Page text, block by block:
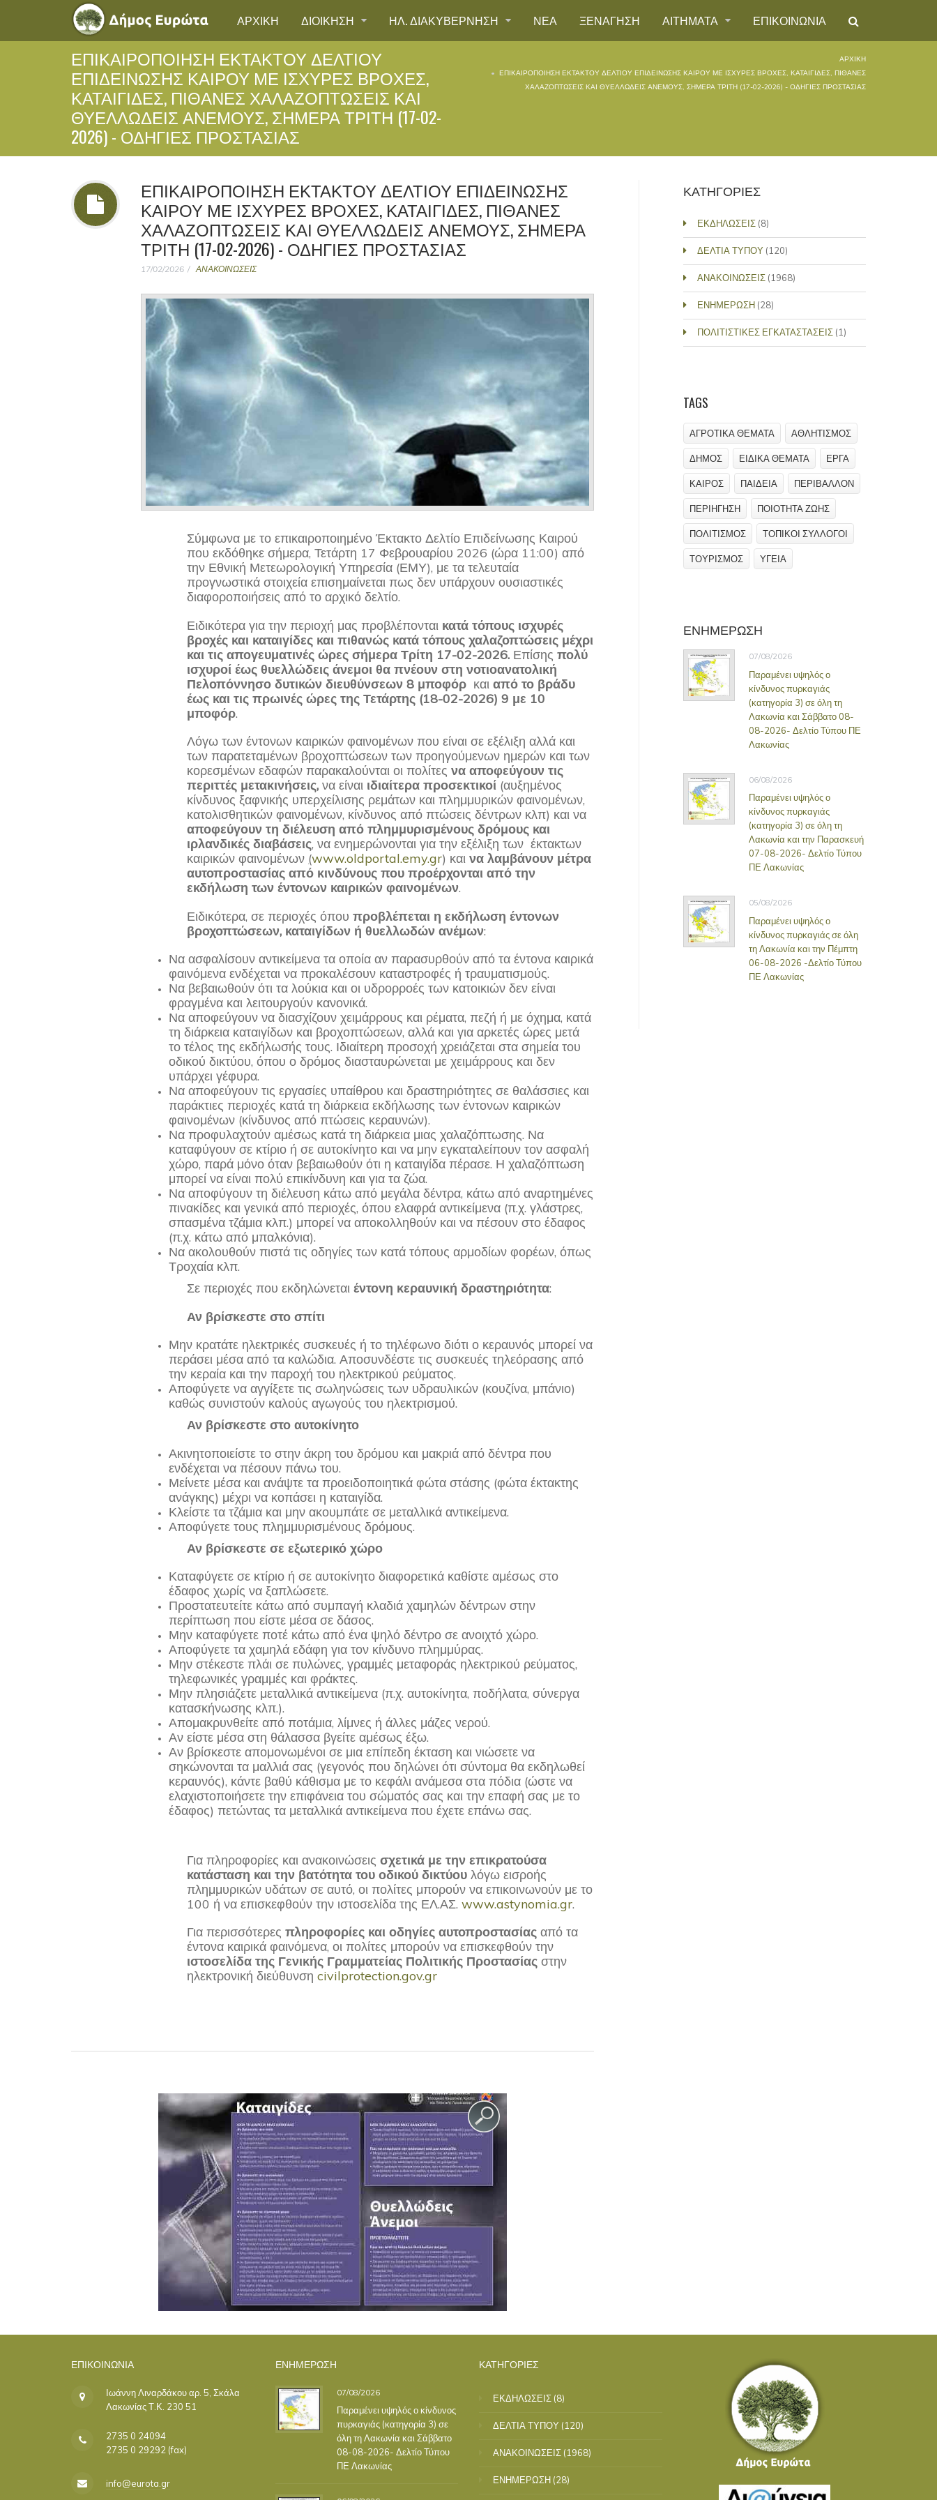
ΑΡΧΙΚΗ ΔΙΟΙΚΗΣΗ ΗΛ. ΔΙΑΚΥΒΕΡΝΗΣΗ ΝΕΑ ΞΕΝΑΓΗΣΗ ΑΙΤΗΜΑΤΑ ΕΠΙΚΟΙΝΩΝΙΑ
ΕΠΙΚΑΙΡΟΠΟΙΗΣΗ ΕΚΤΑΚΤΟΥ ΔΕΛΤΙΟΥ
ΕΠΙΔΕΙΝΩΣΗΣ ΚΑΙΡΟΥ ΜΕ ΙΣΧΥΡΕΣ ΒΡΟΧΕΣ,
ΚΑΤΑΙΓΙΔΕΣ, ΠΙΘΑΝΕΣ ΧΑΛΑΖΟΠΤΩΣΕΙΣ ΚΑΙ
ΘΥΕΛΛΩΔΕΙΣ ΑΝΕΜΟΥΣ, ΣΗΜΕΡΑ ΤΡΙΤΗ (17-02-
2026) - ΟΔΗΓΙΕΣ ΠΡΟΣΤΑΣΙΑΣ
ΑΡΧΙΚΉ
ΕΠΙΚΑΙΡΟΠΟΙΗΣΗ ΕΚΤΑΚΤΟΥ ΔΕΛΤΙΟΥ ΕΠΙΔΕΙΝΩΣΗΣ ΚΑΙΡΟΥ ΜΕ ΙΣΧΥΡΕΣ ΒΡΟΧΕΣ, ΚΑΤΑΙΓΙΔΕΣ, ΠΙΘΑΝΕΣ
ΧΑΛΑΖΟΠΤΩΣΕΙΣ ΚΑΙ ΘΥΕΛΛΩΔΕΙΣ ΑΝΕΜΟΥΣ, ΣΗΜΕΡΑ ΤΡΙΤΗ (17-02-2026) - ΟΔΗΓΙΕΣ ΠΡΟΣΤΑΣΙΑΣ
ΕΠΙΚΑΙΡΟΠΟΙΗΣΗ ΕΚΤΑΚΤΟΥ ΔΕΛΤΙΟΥ ΕΠΙΔΕΙΝΩΣΗΣ
ΚΑΙΡΟΥ ΜΕ ΙΣΧΥΡΕΣ ΒΡΟΧΕΣ, ΚΑΤΑΙΓΙΔΕΣ, ΠΙΘΑΝΕΣ
ΧΑΛΑΖΟΠΤΩΣΕΙΣ ΚΑΙ ΘΥΕΛΛΩΔΕΙΣ ΑΝΕΜΟΥΣ, ΣΗΜΕΡΑ
ΤΡΙΤΗ (17-02-2026) - ΟΔΗΓΙΕΣ ΠΡΟΣΤΑΣΙΑΣ
17/02/2026 ΑΝΑΚΟΙΝΩΣΕΙΣ
Σύμφωνα με το επικαιροποιημένο Έκτακτο Δελτίο Επιδείνωσης Καιρού
που εκδόθηκε σήμερα, Τετάρτη 17 Φεβρουαρίου 2026 (ώρα 11:00) από
την Εθνική Μετεωρολογική Υπηρεσία (ΕΜΥ), με τα τελευταία
προγνωστικά στοιχεία επισημαίνεται πως δεν υπάρχουν ουσιαστικές
διαφοροποιήσεις από το αρχικό δελτίο.
Ειδικότερα για την περιοχή μας προβλέπονται κατά τόπους ισχυρές
βροχές και καταιγίδες και πιθανώς κατά τόπους χαλαζοπτώσεις μέχρι
και τις απογευματινές ώρες σήμερα Τρίτη 17-02-2026. Επίσηςπολύ
ισχυροί έως θυελλώδεις άνεμοι θα πνέουν στη νοτιοανατολική
Πελοπόννησο δυτικών διευθύνσεων 8 μποφόρ καιαπό το βράδυ
έως και τις πρωινές ώρες της Τετάρτης (18-02-2026) 9 με 10
μποφόρ.
Λόγω των έντονων καιρικών φαινομένων που είναι σε εξέλιξη αλλά και
των παρατεταμένων βροχοπτώσεων των προηγούμενων ημερών και των
κορεσμένων εδαφών παρακαλούνται οι πολίτεςνα αποφεύγουν τις
περιττές μετακινήσεις, να είναι ιδιαίτερα προσεκτικοί (αυξημένος
κίνδυνος ξαφνικής υπερχείλισης ρεμάτων και πλημμυρικών φαινομένων,
κατολισθητικών φαινομένων, κίνδυνος από πτώσεις δέντρων κλπ) και να
αποφεύγουν τη διέλευση από πλημμυρισμένους δρόμους και
ιρλανδικές διαβάσεις, να ενημερώνονται για την εξέλιξη των έκτακτων
καιρικών φαινομένων (www.oldportal.emy.gr) καινα λαμβάνουν μέτρα
αυτοπροστασίας από κινδύνους που προέρχονται από την
εκδήλωση των έντονων καιρικών φαινομένων.
Ειδικότερα, σε περιοχές όπουπροβλέπεται η εκδήλωση έντονων
βροχοπτώσεων, καταιγίδων ή θυελλωδών ανέμων:
Να ασφαλίσουν αντικείμενα τα οποία αν παρασυρθούν από τα έντονα καιρικά
φαινόμενα ενδέχεται να προκαλέσουν καταστροφές ή τραυματισμούς.
Να βεβαιωθούν ότι τα λούκια και οι υδρορροές των κατοικιών δεν είναι
φραγμένα και λειτουργούν κανονικά.
Να αποφεύγουν να διασχίζουν χειμάρρους και ρέματα, πεζή ή με όχημα, κατά
τη διάρκεια καταιγίδων και βροχοπτώσεων, αλλά και για αρκετές ώρες μετά
το τέλος της εκδήλωσής τους. Ιδιαίτερη προσοχή χρειάζεται στα σημεία του
οδικού δικτύου, όπου ο δρόμος διασταυρώνεται με χειμάρρους και δεν
υπάρχει γέφυρα.
Να αποφεύγουν τις εργασίες υπαίθρου και δραστηριότητες σε θαλάσσιες και
παράκτιες περιοχές κατά τη διάρκεια εκδήλωσης των έντονων καιρικών
φαινομένων (κίνδυνος από πτώσεις κεραυνών).
Να προφυλαχτούν αμέσως κατά τη διάρκεια μιας χαλαζόπτωσης. Να
καταφύγουν σε κτίριο ή σε αυτοκίνητο και να μην εγκαταλείπουν τον ασφαλή
χώρο, παρά μόνο όταν βεβαιωθούν ότι η καταιγίδα πέρασε. Η χαλαζόπτωση
μπορεί να είναι πολύ επικίνδυνη και για τα ζώα.
Να αποφύγουν τη διέλευση κάτω από μεγάλα δέντρα, κάτω από αναρτημένες
πινακίδες και γενικά από περιοχές, όπου ελαφρά αντικείμενα (π.χ. γλάστρες,
σπασμένα τζάμια κλπ.) μπορεί να αποκολληθούν και να πέσουν στο έδαφος
(π.χ. κάτω από μπαλκόνια).
Να ακολουθούν πιστά τις οδηγίες των κατά τόπους αρμοδίων φορέων, όπως
Τροχαία κλπ.
Σε περιοχές που εκδηλώνεταιέντονη κεραυνική δραστηριότητα:
Αν βρίσκεστε στο σπίτι
Μην κρατάτε ηλεκτρικές συσκευές ή το τηλέφωνο διότι ο κεραυνός μπορεί να
περάσει μέσα από τα καλώδια. Αποσυνδέστε τις συσκευές τηλεόρασης από
την κεραία και την παροχή του ηλεκτρικού ρεύματος.
Αποφύγετε να αγγίξετε τις σωληνώσεις των υδραυλικών (κουζίνα, μπάνιο)
καθώς συνιστούν καλούς αγωγούς του ηλεκτρισμού.
Αν βρίσκεστε στο αυτοκίνητο
Ακινητοποιείστε το στην άκρη του δρόμου και μακριά από δέντρα που
ενδέχεται να πέσουν πάνω του.
Μείνετε μέσα και ανάψτε τα προειδοποιητικά φώτα στάσης (φώτα έκτακτης
ανάγκης) μέχρι να κοπάσει η καταιγίδα.
Κλείστε τα τζάμια και μην ακουμπάτε σε μεταλλικά αντικείμενα.
Αποφύγετε τους πλημμυρισμένους δρόμους.
Αν βρίσκεστε σε εξωτερικό χώρο
Καταφύγετε σε κτίριο ή σε αυτοκίνητο διαφορετικά καθίστε αμέσως στο
έδαφος χωρίς να ξαπλώσετε.
Προστατευτείτε κάτω από συμπαγή κλαδιά χαμηλών δέντρων στην
περίπτωση που είστε μέσα σε δάσος.
Μην καταφύγετε ποτέ κάτω από ένα ψηλό δέντρο σε ανοιχτό χώρο.
Αποφύγετε τα χαμηλά εδάφη για τον κίνδυνο πλημμύρας.
Μην στέκεστε πλάι σε πυλώνες, γραμμές μεταφοράς ηλεκτρικού ρεύματος,
τηλεφωνικές γραμμές και φράκτες.
Μην πλησιάζετε μεταλλικά αντικείμενα (π.χ. αυτοκίνητα, ποδήλατα, σύνεργα
κατασκήνωσης κλπ.).
Απομακρυνθείτε από ποτάμια, λίμνες ή άλλες μάζες νερού.
Αν είστε μέσα στη θάλασσα βγείτε αμέσως έξω.
Αν βρίσκεστε απομονωμένοι σε μια επίπεδη έκταση και νιώσετε να
σηκώνονται τα μαλλιά σας (γεγονός που δηλώνει ότι σύντομα θα εκδηλωθεί
κεραυνός), κάντε βαθύ κάθισμα με το κεφάλι ανάμεσα στα πόδια (ώστε να
ελαχιστοποιήσετε την επιφάνεια του σώματός σας και την επαφή σας με το
έδαφος) πετώντας τα μεταλλικά αντικείμενα που έχετε επάνω σας.
Για πληροφορίες και ανακοινώσειςσχετικά με την επικρατούσα
κατάσταση και την βατότητα του οδικού δικτύου λόγω εισροής
πλημμυρικών υδάτων σε αυτό, οι πολίτες μπορούν να επικοινωνούν με το
100 ή να επισκεφθούν την ιστοσελίδα της ΕΛ.ΑΣ.www.astynomia.gr.
Για περισσότερεςπληροφορίες και οδηγίες αυτοπροστασίας από τα
έντονα καιρικά φαινόμενα, οι πολίτες μπορούν να επισκεφθούν την
ιστοσελίδα της Γενικής Γραμματείας Πολιτικής Προστασίας στην
ηλεκτρονική διεύθυνσηcivilprotection.gov.gr
ΚΑΤΗΓΟΡΙΕΣ
ΕΚΔΗΛΩΣΕΙΣ(8)
ΔΕΛΤΙΑ ΤΥΠΟΥ(120)
ΑΝΑΚΟΙΝΩΣΕΙΣ(1968)
ΕΝΗΜΕΡΩΣΗ(28)
ΠΟΛΙΤΙΣΤΙΚΕΣ ΕΓΚΑΤΑΣΤΑΣΕΙΣ(1)
TAGS
ΑΓΡΟΤΙΚΑ ΘΕΜΑΤΑ ΑΘΛΗΤΙΣΜΟΣ
ΔΗΜΟΣ ΕΙΔΙΚΑ ΘΕΜΑΤΑ ΕΡΓΑ
ΚΑΙΡΟΣ ΠΑΙΔΕΙΑ ΠΕΡΙΒΑΛΛΟΝ
ΠΕΡΙΗΓΗΣΗ ΠΟΙΟΤΗΤΑ ΖΩΗΣ
ΠΟΛΙΤΙΣΜΟΣ ΤΟΠΙΚΟΙ ΣΥΛΛΟΓΟΙ
ΤΟΥΡΙΣΜΟΣ ΥΓΕΙΑ
ΕΝΗΜΕΡΩΣΗ
07/08/2026
Παραμένει υψηλός ο
κίνδυνος πυρκαγιάς
(κατηγορία 3) σε όλη τη
Λακωνία και Σάββατο 08-
08-2026- Δελτίο Τύπου ΠΕ
Λακωνίας
06/08/2026
Παραμένει υψηλός ο
κίνδυνος πυρκαγιάς
(κατηγορία 3) σε όλη τη
Λακωνία και την Παρασκευή
07-08-2026- Δελτίο Τύπου
ΠΕ Λακωνίας
05/08/2026
Παραμένει υψηλός ο
κίνδυνος πυρκαγιάς σε όλη
τη Λακωνία και την Πέμπτη
06-08-2026 -Δελτίο Τύπου
ΠΕ Λακωνίας
ΕΠΙΚΟΙΝΩΝΊΑ
Ιωάννη Λιναρδάκου αρ. 5, Σκάλα
Λακωνίας Τ.Κ. 230 51
2735 0 24094
2735 0 29292 (fax)
info@eurota.gr
ΕΝΗΜΕΡΩΣΗ
07/08/2026
Παραμένει υψηλός ο κίνδυνος
πυρκαγιάς (κατηγορία 3) σε
όλη τη Λακωνία και Σάββατο
08-08-2026- Δελτίο Τύπου
ΠΕ Λακωνίας
ΚΑΤΗΓΟΡΙΕΣ
ΕΚΔΗΛΩΣΕΙΣ (8)
ΔΕΛΤΙΑ ΤΥΠΟΥ (120)
ΑΝΑΚΟΙΝΩΣΕΙΣ (1968)
ΕΝΗΜΕΡΩΣΗ (28)